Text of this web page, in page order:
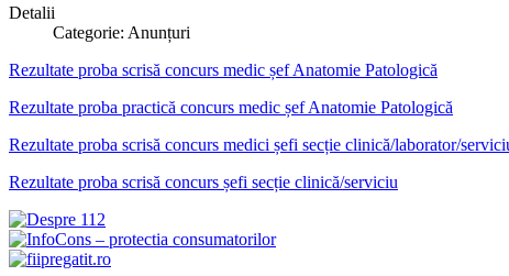
Detalii
Categorie: Anunțuri
Rezultate proba scrisă concurs medic șef Anatomie Patologică
Rezultate proba practică concurs medic șef Anatomie Patologică
Rezultate proba scrisă concurs medici șefi secție clinică/laborator/
Rezultate proba scrisă concurs șefi secție clinică/serviciu